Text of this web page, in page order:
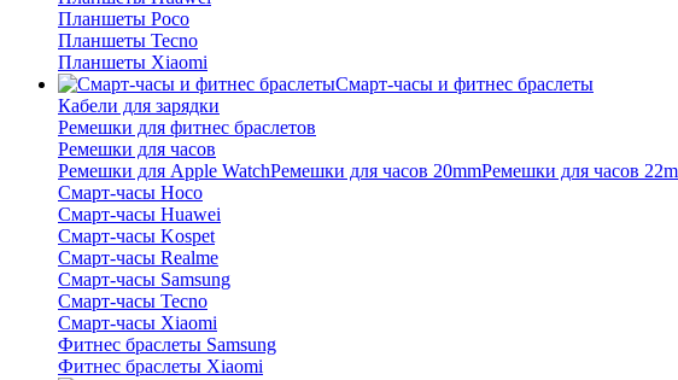
Планшеты Poco
Планшеты Tecno
Планшеты Xiaomi
Смарт-часы и фитнес браслеты
Кабели для зарядки
Ремешки для фитнес браслетов
Ремешки для часов
Ремешки для Apple WatchРемешки для часов 20mmРемешки для часов
Смарт-часы Hoco
Смарт-часы Huawei
Смарт-часы Kospet
Смарт-часы Realme
Смарт-часы Samsung
Смарт-часы Tecno
Смарт-часы Xiaomi
Фитнес браслеты Samsung
Фитнес браслеты Xiaomi